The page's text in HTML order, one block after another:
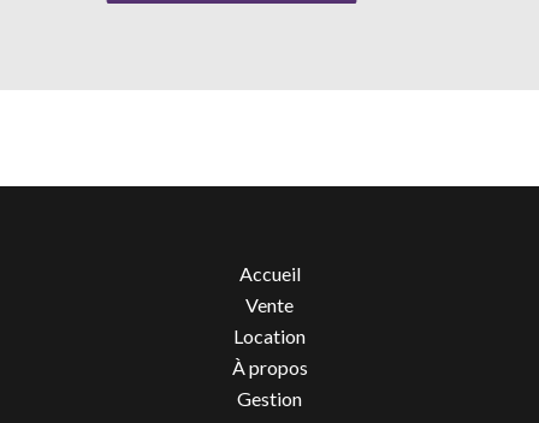
Accueil
Vente
Location
À propos
Gestion